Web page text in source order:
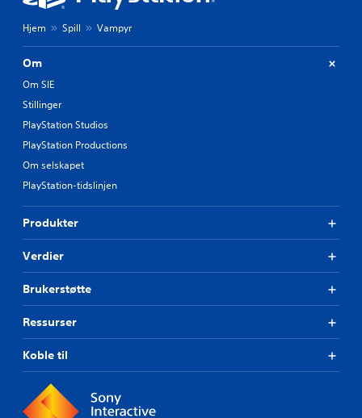
Hjem Spill Vampyr
Om
Om SIE
Stillinger
PlayStation Studios
PlayStation Productions
Om selskapet
PlayStation-tidslinjen
Produkter
Verdier
Brukerstøtte
Ressurser
Koble til